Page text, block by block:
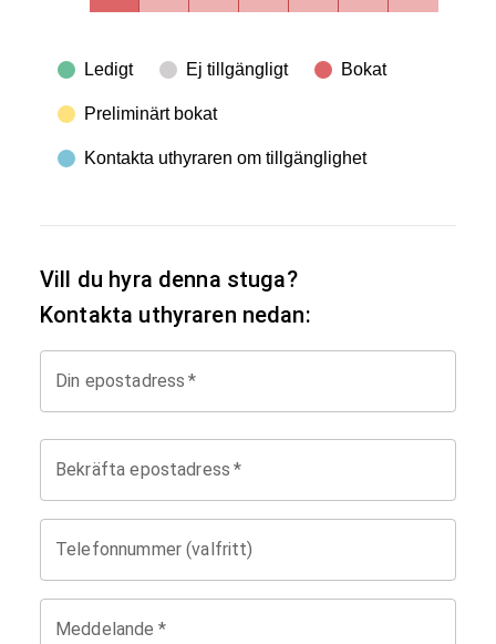
Ledigt Ej tillgängligt Bokat
Preliminärt bokat
Kontakta uthyraren om tillgänglighet
Vill du hyra denna stuga?
Kontakta uthyraren nedan:
Din epostadress *
Bekräfta epostadress *
Telefonnummer (valfritt)
Meddelande *